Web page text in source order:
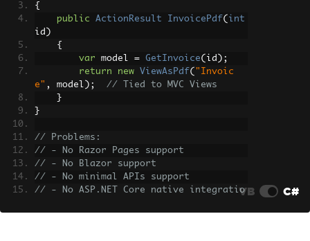
{
public
ActionResult InvoicePdf( int
id )
{
var model = GetInvoice( id );
return
new ViewAsPdf( "Invoic
e" , model );
// Tied to MVC Views
}
}
// Problems:
// - No Razor Pages support
// - No Blazor support
// - No minimal APIs support
// - No ASP.NET Core native integratioVB C#